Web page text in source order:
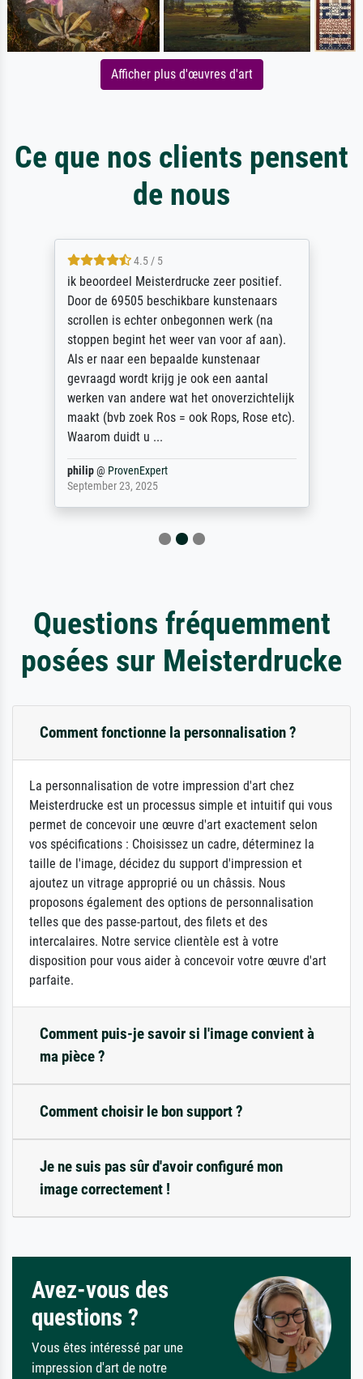
Afficher plus d'œuvres d'art
Ce que nos clients pensent
de nous
4.5 / 5
ik beoordeel Meisterdrucke zeer positief.
Door de 69505 beschikbare kunstenaars
scrollen is echter onbegonnen werk (na
stoppen begint het weer van voor af aan).
Als er naar een bepaalde kunstenaar
gevraagd wordt krijg je ook een aantal
werken van andere wat het onoverzichtelijk
maakt (bvb zoek Ros = ook Rops, Rose etc).
Waarom duidt u ...
philip@ ProvenExpert
September 23, 2025
Questions fréquemment
posées sur Meisterdrucke
Comment fonctionne la personnalisation ?
La personnalisation de votre impression d'art chez
Meisterdrucke est un processus simple et intuitif qui vous
permet de concevoir une œuvre d'art exactement selon
vos spécifications : Choisissez un cadre, déterminez la
taille de l'image, décidez du support d'impression et
ajoutez un vitrage approprié ou un châssis. Nous
proposons également des options de personnalisation
telles que des passe-partout, des filets et des
intercalaires. Notre service clientèle est à votre
disposition pour vous aider à concevoir votre œuvre d'art
parfaite.
Comment puis-je savoir si l'image convient à
ma pièce ?
Comment choisir le bon support ?
Je ne suis pas sûr d'avoir configuré mon
image correctement !
Avez-vous des
questions ?
Vous êtes intéressé par une
impression d'art de notre